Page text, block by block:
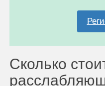
Сколько